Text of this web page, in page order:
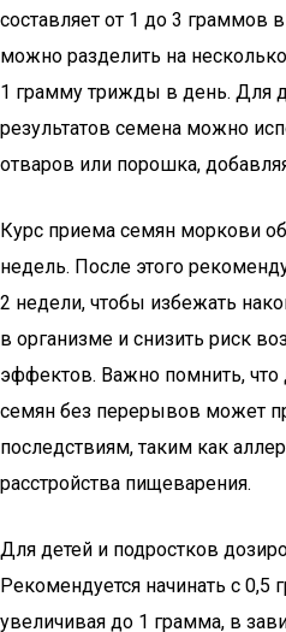
составляет от 1 до 3 граммов
можно разделить на
1 грамму трижды в день. Для
результатов семена можно
отваров или порошка,
Курс приема семян моркови
недель. После этого
2 недели, чтобы избежать
в организме и снизить риск
эффектов. Важно помнить, что
семян без перерывов может
последствиям, таким как
расстройства пищеварения.
Для детей и подростков
Рекомендуется начинать с 0,5
увеличивая до 1 грамма, в